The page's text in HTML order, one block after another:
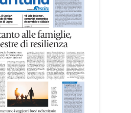
impegnati in diverse
dall’assistenza agli
persone con disabilità
al supporto nei
per migranti, dove
anche alla cura degli
«Prendersi cura degli
favorire accoglienza e